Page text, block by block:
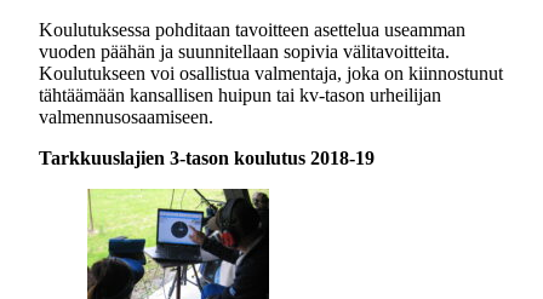
Koulutuksessa pohditaan tavoitteen asettelua useamman
vuoden päähän ja suunnitellaan sopivia välitavoitteita.
Koulutukseen voi osallistua valmentaja, joka on kiinnostunut
tähtäämään kansallisen huipun tai kv-tason urheilijan
valmennusosaamiseen.
Tarkkuuslajien 3-tason koulutus 2018-19